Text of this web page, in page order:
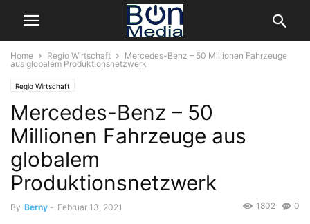
Home Regio Wirtschaft
Mercedes-Benz – 50 Millionen Fahrzeuge
aus globalem Produktionsnetzwerk
Regio Wirtschaft
Mercedes-Benz – 50
Millionen Fahrzeuge aus
globalem
Produktionsnetzwerk
By Berny - Februar 13, 2021 0
1802